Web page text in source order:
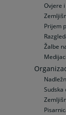
Ovjere
Prijem
Žalbe
Sudska